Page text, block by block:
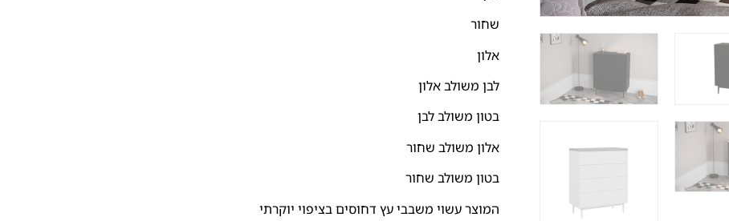
שחור
אלון
לבן משולב אלון
בטון משולב לבן
אלון משולב שחור
בטון משולב שחור
המוצר עשוי משבבי עץ דחוסים בציפוי יוקרתי